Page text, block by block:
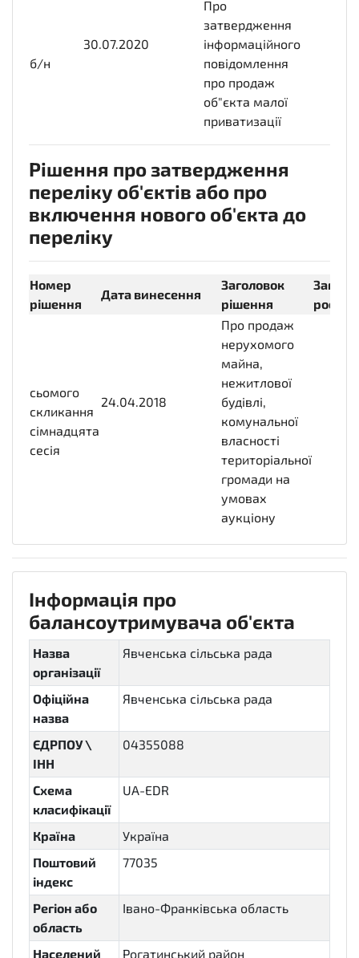
б/н
30.07.2020
Про
затвердження
інформаційного
повідомлення
про продаж
об"єкта малої
приватизації
Рішення про затвердження
переліку об'єктів або про
включення нового об'єкта до
переліку
Номер
рішення
Дата винесення
Заголовок
рішення
сьомого
скликання
сімнадцята
сесія
24.04.2018
Про продаж
нерухомого
майна,
нежитлової
будівлі,
комунальної
власності
територіальної
громади на
умовах
аукціону
Інформація про
балансоутримувача об'єкта
Назва
організації
Явченська сільська рада
Офіційна
назва
Явченська сільська рада
ЄДРПОУ \
ІНН
04355088
Схема
класифікації
UA-EDR
Країна
Україна
Поштовий
індекс
77035
Регіон або
область
Івано-Франківська область
Населений
Рогатинський район